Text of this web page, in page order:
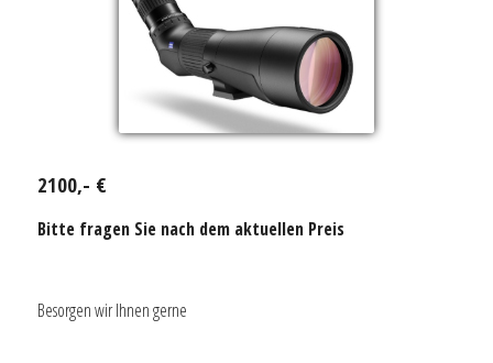
2100,- €
Bitte fragen Sie nach dem aktuellen Preis
Besorgen wir Ihnen gerne